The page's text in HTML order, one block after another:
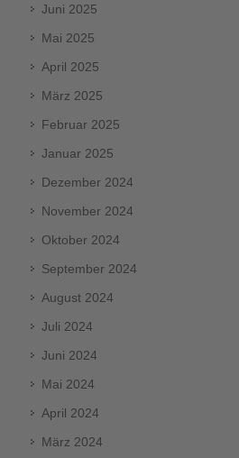
Juni 2025
Mai 2025
April 2025
März 2025
Februar 2025
Januar 2025
Dezember 2024
November 2024
Oktober 2024
September 2024
August 2024
Juli 2024
Juni 2024
Mai 2024
April 2024
März 2024